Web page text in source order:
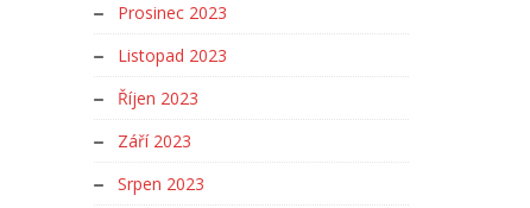
Prosinec 2023
Listopad 2023
Říjen 2023
Září 2023
Srpen 2023